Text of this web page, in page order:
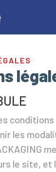
les
le site, et